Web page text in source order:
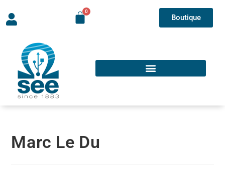
Boutique
Marc Le Du